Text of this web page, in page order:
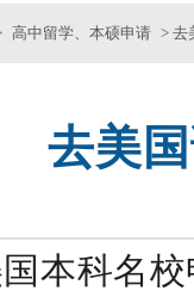
高中留学、本硕申请 > 去
去美
本科名
一对二